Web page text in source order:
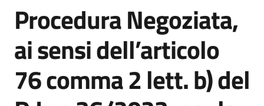
di
acquisto
Supporto
Salta al contenuto
Procedura Negoziata,
ai sensi dell’articolo
76 comma 2 lett. b) del